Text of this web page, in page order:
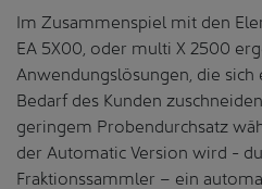
Im Zusammenspiel mit den
EA 5X00, oder multi X 2500
Anwendungslösungen, die
Bedarf des Kunden
geringem Probendurchsatz
der Automatic Version wird -
Fraktionssammler – ein